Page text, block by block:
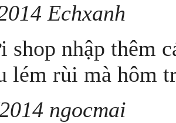
Echxanh
shop nhập thêm
lém rùi mà hôm
ngocmai